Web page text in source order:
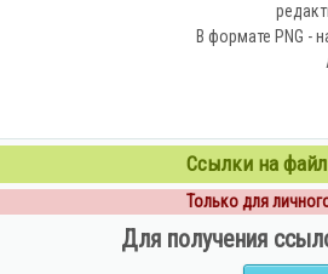
В формате PNG -
Ссылки на
Только для
Для получения